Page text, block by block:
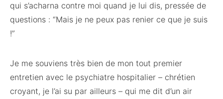
qui s’acharna contre moi quand je lui dis, pressée de
questions : “Mais je ne peux pas renier ce que je suis
!”
Je me souviens très bien de mon tout premier
entretien avec le psychiatre hospitalier – chrétien
croyant, je l’ai su par ailleurs – qui me dit d’un air